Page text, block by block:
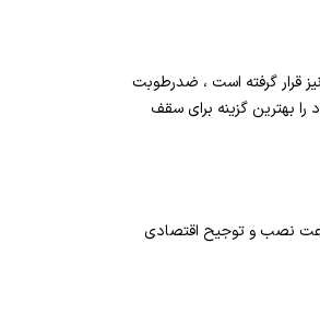
قرار گرفته است ، ضدرطوبت
بهترین گزینه برای سقف
نصب و توجیح اقتصادی